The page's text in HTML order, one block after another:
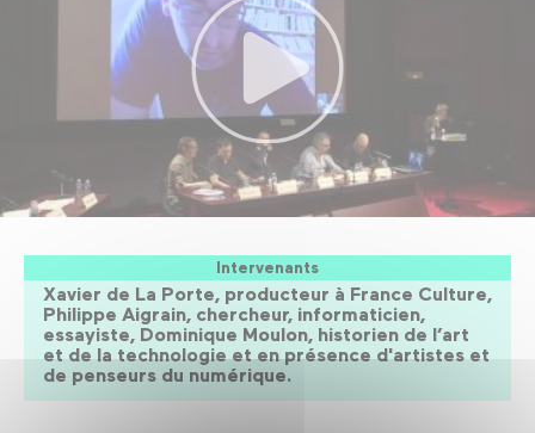
Intervenants
Xavier de La Porte, producteur à France Culture,
Philippe Aigrain, chercheur, informaticien,
essayiste, Dominique Moulon, historien de l’art
et de la technologie et en présence d'artistes et
de penseurs du numérique.